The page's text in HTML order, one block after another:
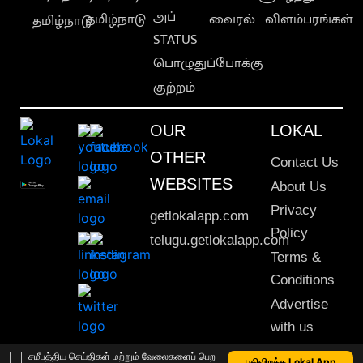
சமீபத்திய செய்திகள் மற்றும் வேலைகளைப் பெற
தமிழ்நாடுதமிழ்நாடு அப்
STATUS
பொழுதுப்போக்கு
குற்றம்
வைரல் விளம்பரங்கள்
OUR
OTHER
WEBSITES
getlokalapp.com
telugu.getlokalapp.com
LOKAL
Contact Us
About Us
Privacy
Policy
Terms &
Conditions
Advertise
with us
Sitemap